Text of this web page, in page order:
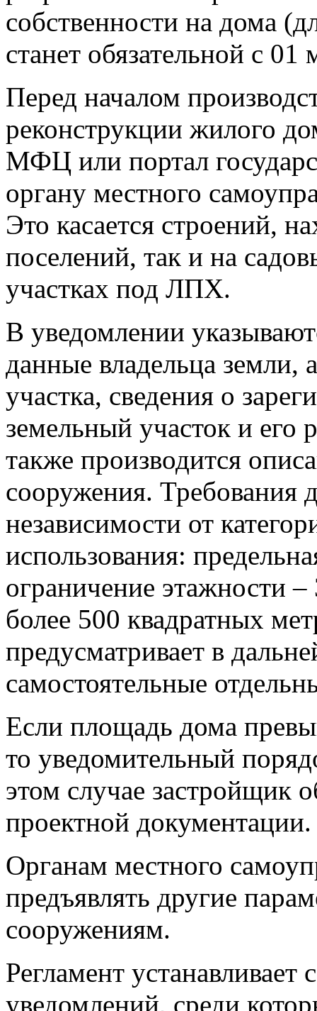
собственности на дома
станет обязательной с 01
Перед началом
реконструкции жилого
МФЦ или портал
органу местного
Это касается строений,
поселений, так и на
участках под ЛПХ.
В уведомлении
данные владельца земли,
участка, сведения о
земельный участок и его
также производится
сооружения.
независимости от
использования:
ограничение этажности
более 500 квадратных
предусматривает в
самостоятельные
Если площадь дома
то уведомительный
этом случае застройщик
проектной документации.
Органам местного
предъявлять другие
сооружениям.
Регламент
уведомлений, среди